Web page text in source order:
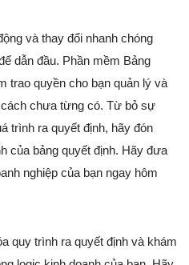
và thay đổi nhanh chóng
dẫn đầu. Phần mềm Bảng
trao quyền cho bạn quản lý và
chưa từng có. Từ bỏ sự
trình ra quyết định, hãy đón
của bảng quyết định. Hãy đưa
nghiệp của bạn ngay hôm
quy trình ra quyết định và khám